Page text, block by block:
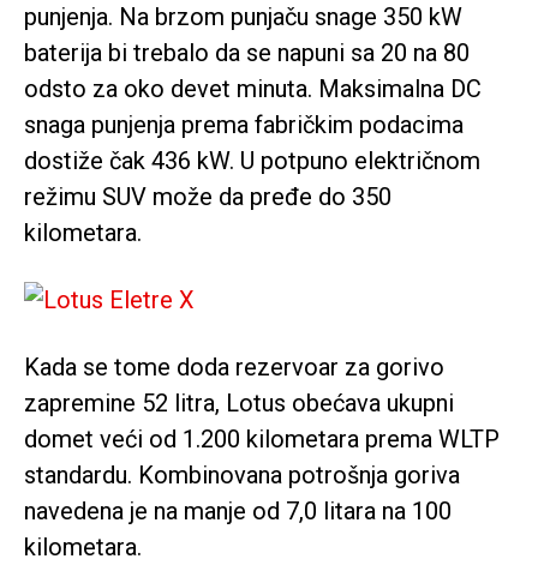
punjenja. Na brzom punjaču snage 350 kW
baterija bi trebalo da se napuni sa 20 na 80
odsto za oko devet minuta. Maksimalna DC
snaga punjenja prema fabričkim podacima
dostiže čak 436 kW. U potpuno električnom
režimu SUV može da pređe do 350
kilometara.
Kada se tome doda rezervoar za gorivo
zapremine 52 litra, Lotus obećava ukupni
domet veći od 1.200 kilometara prema WLTP
standardu. Kombinovana potrošnja goriva
navedena je na manje od 7,0 litara na 100
kilometara.